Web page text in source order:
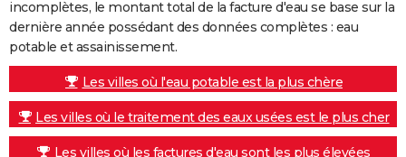
incomplètes, le montant total de la facture d'eau se base sur la
dernière année possédant des données complètes : eau
potable et assainissement.
Les villes où l'eau potable est la plus chère
Les villes où le traitement des eaux usées est le plus cher
Les villes où les factures d'eau sont les plus élevées